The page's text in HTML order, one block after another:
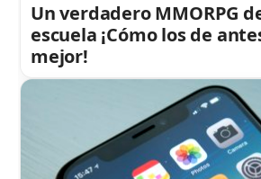
Un verdadero MMORPG
escuela ¡Cómo los de
mejor!